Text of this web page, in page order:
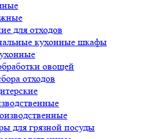
для отходов
кухонные шкафы
овощей
отходов
для грязной посуды